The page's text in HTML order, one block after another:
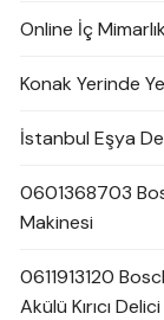
Online İç
Konak Yerinde
İstanbul Eşya
0601368703
Makinesi
0611913120
Akülü Kırıcı Delici